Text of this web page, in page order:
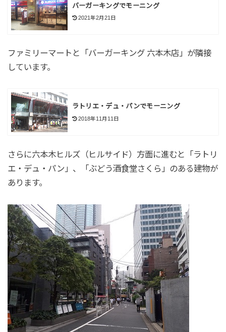
バーガーキングでモーニング
2021年2月21日
ファミリーマートと「バーガーキング 六本木店」が隣接
しています。
ラトリエ・デュ・パンでモーニング
2018年11月11日
さらに六本木ヒルズ（ヒルサイド）方面に進むと「ラトリ
エ・デュ・パン」、「ぶどう酒食堂さくら」のある建物が
あります。